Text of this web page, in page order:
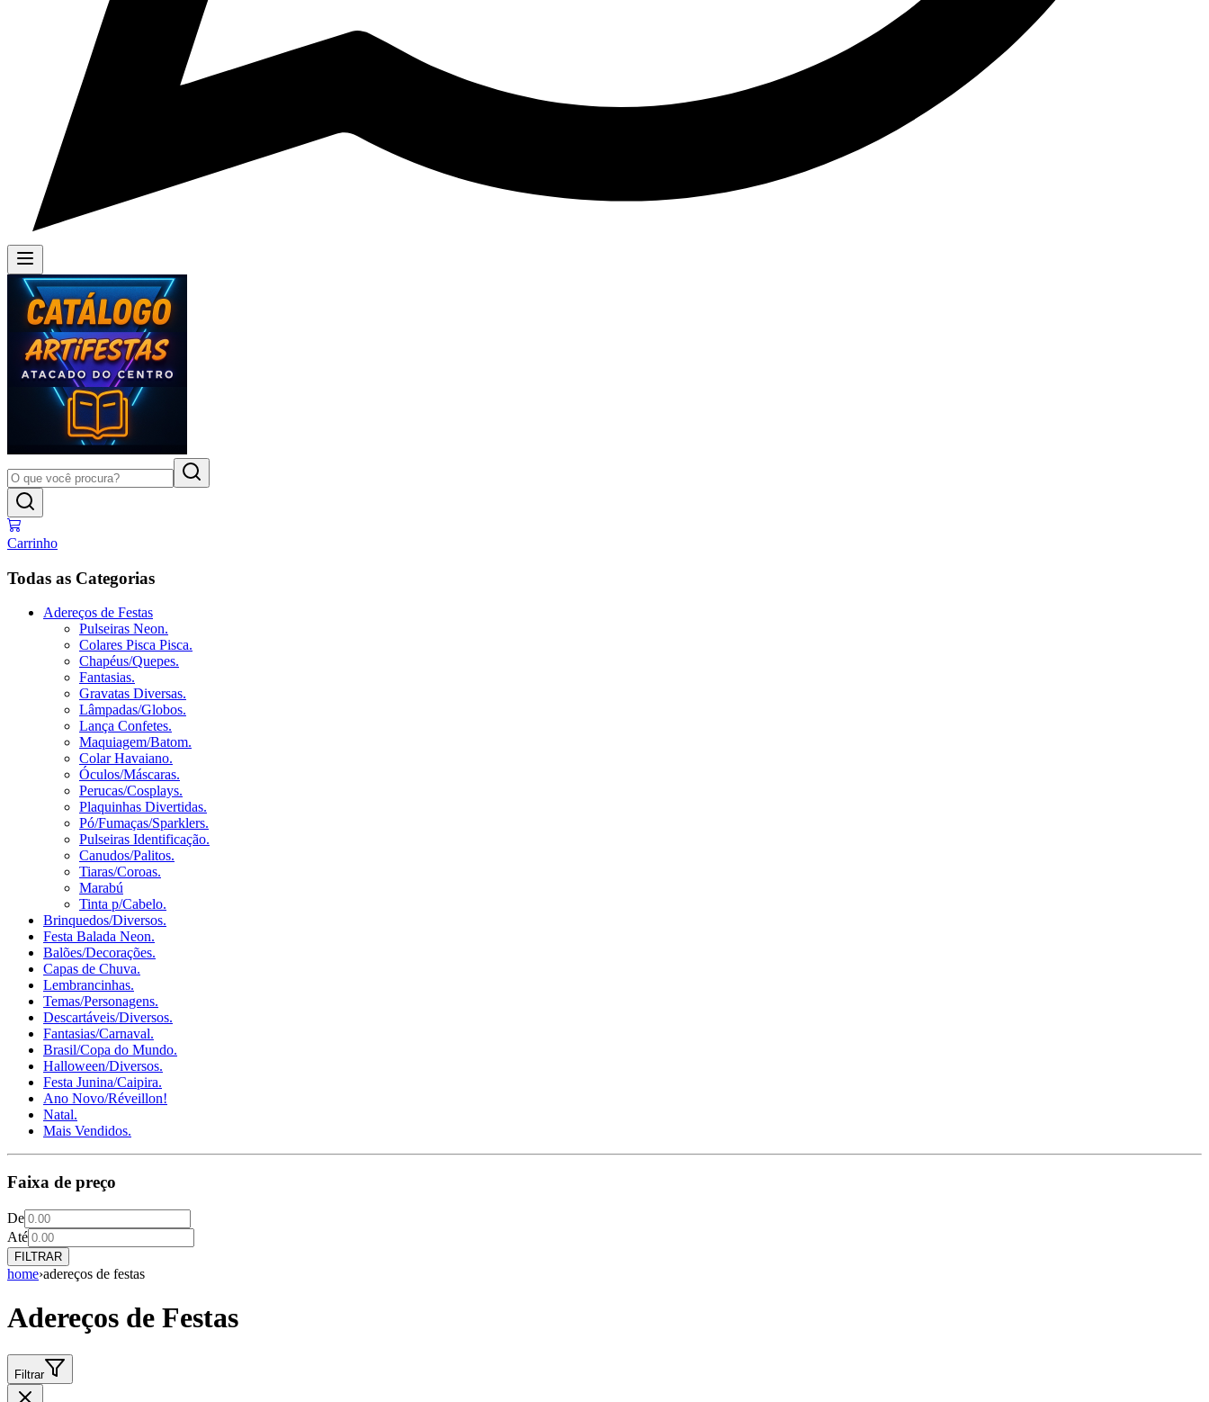
Carrinho
Todas as Categorias
Adereços de Festas
Pulseiras Neon.
Colares Pisca Pisca.
Chapéus/Quepes.
Fantasias.
Gravatas Diversas.
Lâmpadas/Globos.
Lança Confetes.
Maquiagem/Batom.
Colar Havaiano.
Óculos/Máscaras.
Perucas/Cosplays.
Plaquinhas Divertidas.
Pó/Fumaças/Sparklers.
Pulseiras Identificação.
Canudos/Palitos.
Tiaras/Coroas.
Marabú
Tinta p/Cabelo.
Brinquedos/Diversos.
Festa Balada Neon.
Balões/Decorações.
Capas de Chuva.
Lembrancinhas.
Temas/Personagens.
Descartáveis/Diversos.
Fantasias/Carnaval.
Brasil/Copa do Mundo.
Halloween/Diversos.
Festa Junina/Caipira.
Ano Novo/Réveillon!
Natal.
Mais Vendidos.
Faixa de preço
De
Até
FILTRAR
home›adereços de festas
Adereços de Festas
Filtrar